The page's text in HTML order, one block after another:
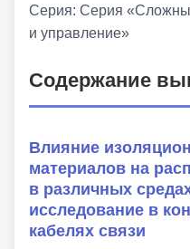
Серия: Серия
и управление»
Содержание
Влияние
материалов на
в различных
исследование в
кабелях связи